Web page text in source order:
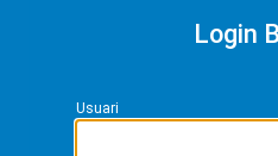
Login
Usuari